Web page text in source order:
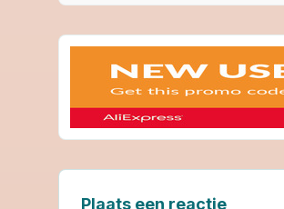
Plaats een reactie